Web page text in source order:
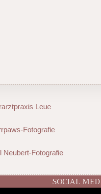
Leue
Fotografie
Neubert-Fotografie
SOCIAL